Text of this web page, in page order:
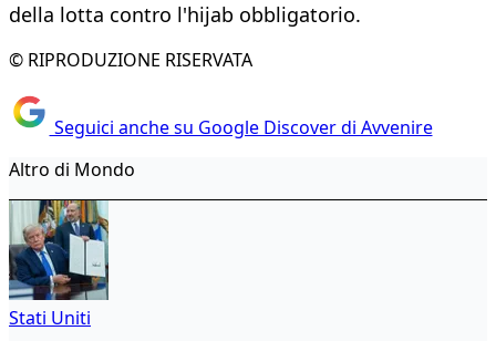
della lotta contro l'hijab obbligatorio.
© RIPRODUZIONE RISERVATA
Seguici anche su Google Discover di Avvenire
Altro di Mondo
Stati Uniti